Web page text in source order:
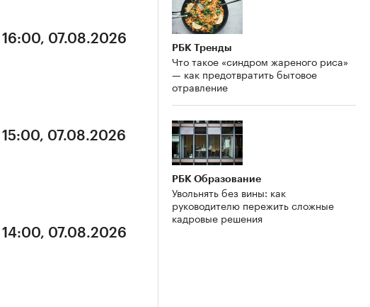
16:00, 07.08.2026
15:00, 07.08.2026
14:00, 07.08.2026
РБК Тренды
Что такое «синдром жареного риса»
— как предотвратить бытовое
отравление
РБК Образование
Увольнять без вины: как
руководителю пережить сложные
кадровые решения